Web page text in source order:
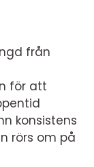
från
för att
konsistens
rörs om på